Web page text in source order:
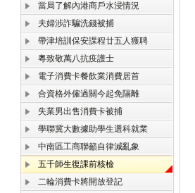
當局了解內港商戶水浸情況
夫婦涉詐騙洗錢被捕
帶津培訓保安課程廿五人獲聘
粵致敬萬八抗疫護士
電子消費卡餐飲業消費居首
合資格外僱過關今起免隔離
失業男出售消費卡被捕
學聯冀大數據助學生選科就業
中南區工商聯籲自律減亂象
五千師生復課前核檢
二輪消費卡將開放登記